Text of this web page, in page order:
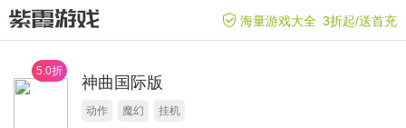
海量游戏大全 3折起/送首充
5.0折
神曲国际版
动作 魔幻 挂机